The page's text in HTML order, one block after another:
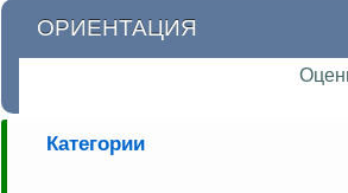
ОРИЕНТАЦИЯ
Категории